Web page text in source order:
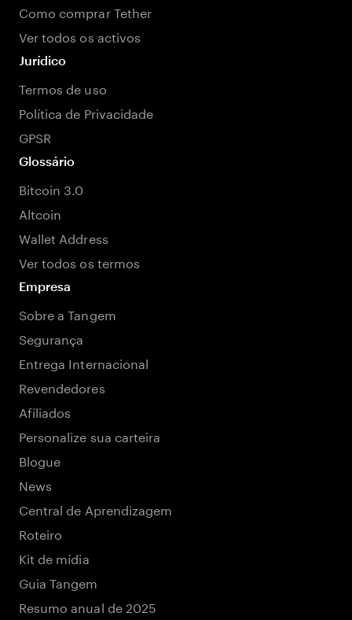
Como comprar Tether
Ver todos os activos
Jurídico
Termos de uso
Política de Privacidade
GPSR
Glossário
Bitcoin 3.0
Altcoin
Wallet Address
Ver todos os termos
Empresa
Sobre a Tangem
Segurança
Entrega Internacional
Revendedores
Afiliados
Personalize sua carteira
Blogue
News
Central de Aprendizagem
Roteiro
Kit de mídia
Guia Tangem
Resumo anual de 2025